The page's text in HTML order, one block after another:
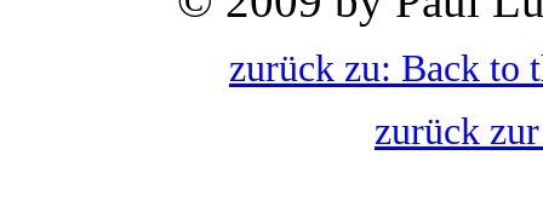
zurück zu: Back to
zurück